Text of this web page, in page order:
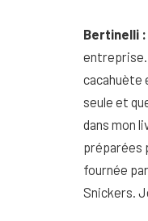
Bertinelli :
entreprise.
cacahuète
seule et
dans mon
préparées
fournée
Snickers.